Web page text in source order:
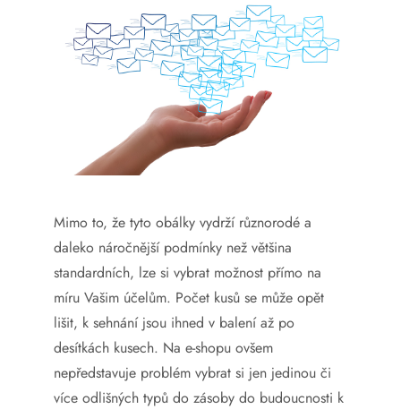
Mimo to, že tyto obálky vydrží různorodé a
daleko náročnější podmínky než většina
standardních, lze si vybrat možnost přímo na
míru Vašim účelům. Počet kusů se může opět
lišit, k sehnání jsou ihned v balení až po
desítkách kusech. Na e-shopu ovšem
nepředstavuje problém vybrat si jen jedinou či
více odlišných typů do zásoby do budoucnosti k